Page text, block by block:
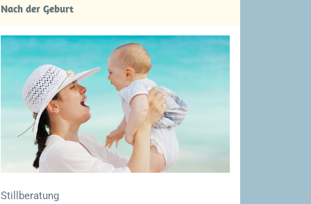
Nach der Geburt
Stillberatung